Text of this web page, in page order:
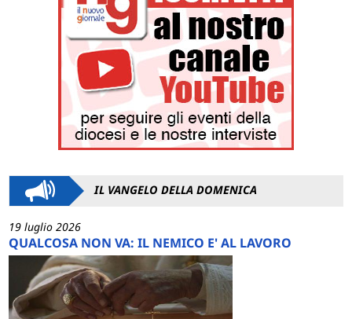
IL VANGELO DELLA DOMENICA
19 luglio 2026
QUALCOSA NON VA: IL NEMICO E' AL LAVORO